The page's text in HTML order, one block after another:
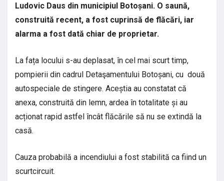
Ludovic Daus din municipiul Botoșani. O saună,
construită recent, a fost cuprinsă de flăcări, iar
alarma a fost dată chiar de proprietar.
La fața locului s-au deplasat, în cel mai scurt timp,
pompierii din cadrul Detaşamentului Botoșani, cu două
autospeciale de stingere. Aceștia au constatat că
anexa, construită din lemn, ardea în totalitate și au
acționat rapid astfel încât flăcările să nu se extindă la
casă.
Cauza probabilă a incendiului a fost stabilită ca fiind un
scurtcircuit.